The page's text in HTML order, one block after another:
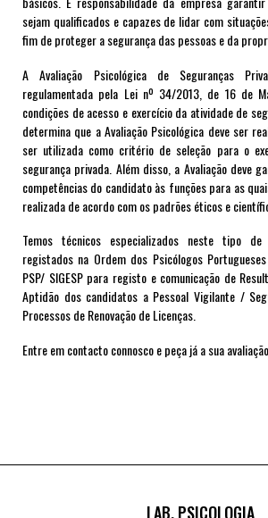
sejam qualificados e capazes de lidar com
fim de proteger a segurança das pessoas e da
A Avaliação Psicológica de Seguranças
regulamentada pela Lei nº 34/2013, de 16 de
condições de acesso e exercício da atividade de
determina que a Avaliação Psicológica deve ser
ser utilizada como critério de seleção para o
segurança privada. Além disso, a Avaliação deve
competências do candidato às funções para as
realizada de acordo com os padrões éticos e
Temos técnicos especializados neste tipo de
registados na Ordem dos Psicólogos
PSP/ SIGESP para registo e comunicação de
Aptidão dos candidatos a Pessoal Vigilante /
Processos de Renovação de Licenças.
Entre em contacto connosco e peça já a sua
LAB. PSICOLOGIA